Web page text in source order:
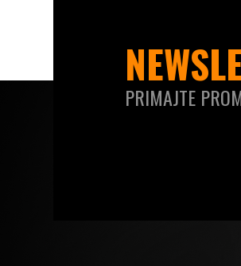
PRIMAJTE